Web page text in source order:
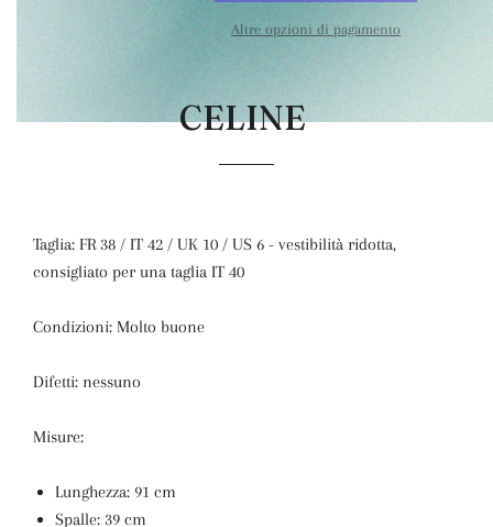
Altre opzioni di pagamento
CELINE
Taglia: FR 38 / IT 42 / UK 10 / US 6 - vestibilità ridotta,
consigliato per una taglia IT 40
Condizioni: Molto buone
Difetti: nessuno
Misure:
Lunghezza: 91 cm
Spalle: 39 cm